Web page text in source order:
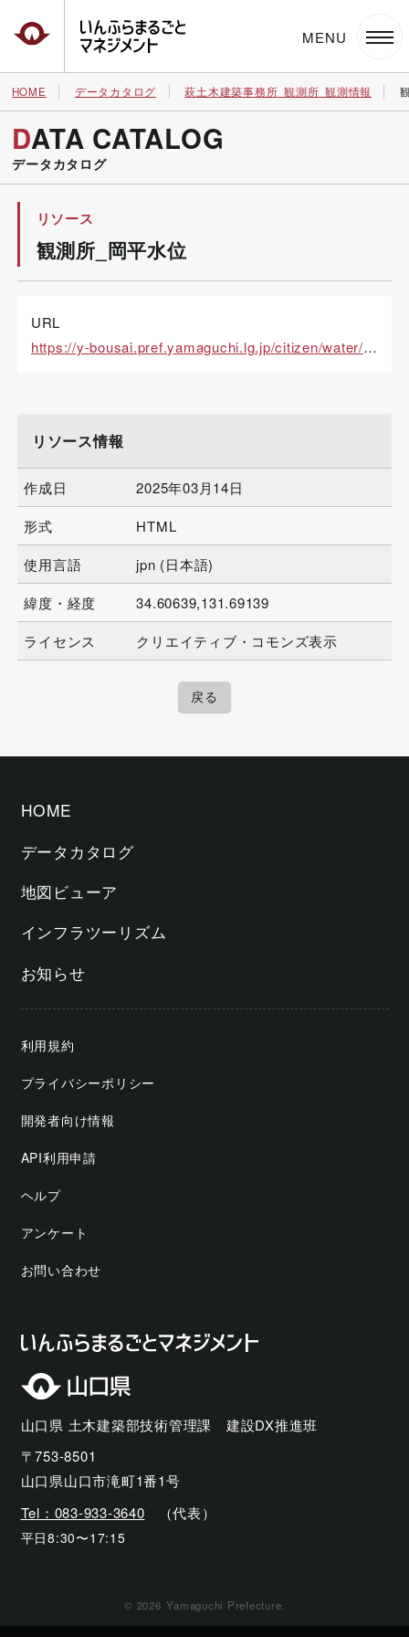
いんふらまるごとマネジメント
HOME データカタログ 萩土木建築事務所_観測所_観測情報
DATA CATALOG
データカタログ
リソース
観測所_岡平水位
URL
https://y-bousai.pref.yamaguchi.lg.jp/citizen/water/kwl_graph.aspx?stncd=101
リソース情報
作成日
2025年03月14日
形式
HTML
使用言語
jpn (日本語)
緯度・経度
34.60639,131.69139
ライセンス
クリエイティブ・コモンズ表示
戻る
HOME
データカタログ
地図ビューア
インフラツーリズム
お知らせ
利用規約
プライバシーポリシー
開発者向け情報
API利用申請
ヘルプ
アンケート
お問い合わせ
山口県 土木建築部技術管理課 建設DX推進班
〒753-8501
山口県山口市滝町1番1号
Tel：083-933-3640
（代表）
平日8:30〜17:15
© 2026 Yamaguchi Prefecture.